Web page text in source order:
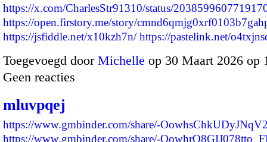
https://x.com/CharlesStr91310/status/
https://open.firstory.me/story/
https://jsfiddle.net/x10kzh7n/ https://pastelink.net/
Toegevoegd door Michelle op 30 Maart 2026
Geen reacties
mluvpqej
https://www.gmbinder.com/share/-
https://www.gmbinder.com/share/-